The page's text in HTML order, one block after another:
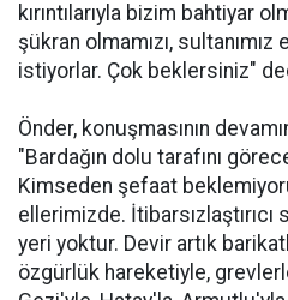
kırıntılarıyla bizim bahtiyar
şükran olmamızı,
istiyorlar. Çok beklersiniz"
Önder, konuşmasının
"Bardağın dolu tarafını
Kimseden şefaat
ellerimizde.
yeri yoktur. Devir artık
özgürlük hareketiyle,